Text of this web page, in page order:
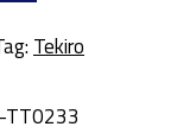
Tekiro
TT0233